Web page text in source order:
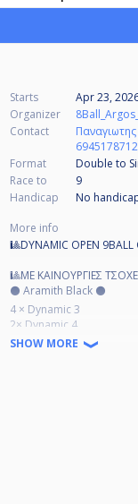
Starts Apr 23,
Organizer
Contact
6945178712
Format
Double to
Race to
9
Handicap
No
More info
🎱DYNAMIC OPEN
🎱ΜΕ ΚΑΙΝΟΥΡΓΙΕΣ
⚫️ Aramith Black ⚫️
4 × Dynamic 3
2× Dynamic 4
SHOW MORE